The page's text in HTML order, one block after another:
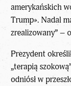
amerykańskich
Trump». Nadal
zrealizowany” –
Prezydent
„terapią
odniósł w